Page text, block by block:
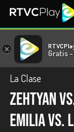
× Gratis
La Clase
Zehtyan
Emilia vs.